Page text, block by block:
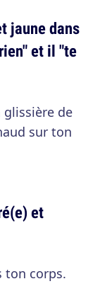
jaune dans
et il "te
glissière de
sur ton
et
ton corps.